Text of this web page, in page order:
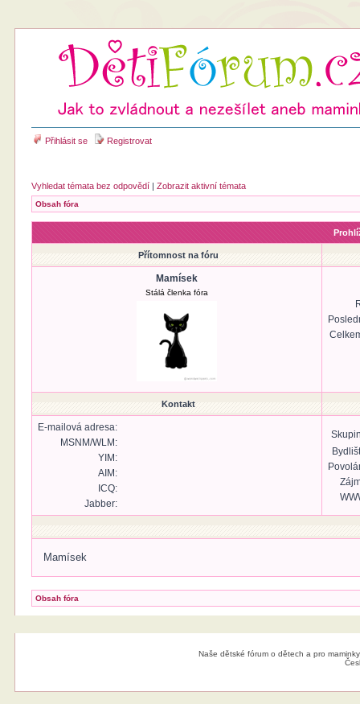
Přihlásit se Registrovat
Vyhledat témata bez odpovědí |Zobrazit aktivní témata
Obsah fóra
Přítomnost na fóru
Mamísek
Stálá členka fóra
Kontakt
E-mailová adresa:
MSNM/WLM:
YIM:
AIM:
ICQ:
Jabber:
Mamísek
Obsah fóra
Naše dětské fórum o dětech a pro